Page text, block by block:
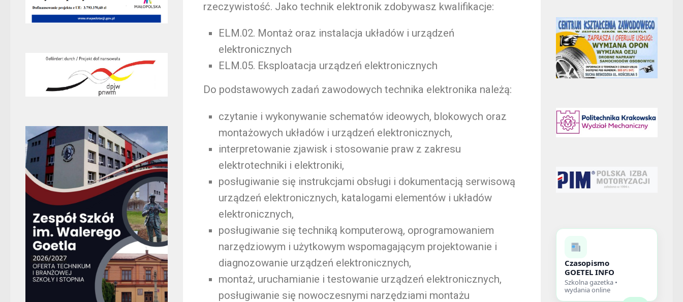
rzeczywistość. Jako technik elektronik zdobywasz kwalifikacje:
ELM.02. Montaż oraz instalacja układów i urządzeń
elektronicznych
ELM.05. Eksploatacja urządzeń elektronicznych
Do podstawowych zadań zawodowych technika elektronika należą:
czytanie i wykonywanie schematów ideowych, blokowych oraz
montażowych układów i urządzeń elektronicznych,
interpretowanie zjawisk i stosowanie praw z zakresu
elektrotechniki i elektroniki,
posługiwanie się instrukcjami obsługi i dokumentacją serwisową
urządzeń elektronicznych, katalogami elementów i układów
elektronicznych,
posługiwanie się techniką komputerową, oprogramowaniem
narzędziowym i użytkowym wspomagającym projektowanie i
diagnozowanie urządzeń elektronicznych,
montaż, uruchamianie i testowanie urządzeń elektronicznych,
posługiwanie się nowoczesnymi narzędziami montażu
Czasopismo
GOETEL INFO
Szkolna gazetka •
wydania online